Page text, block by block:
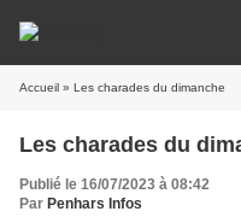
Accueil » Les charades du dimanche
Les charades du
Publié le 16/07/2023 à 08:42
Par Penhars Infos